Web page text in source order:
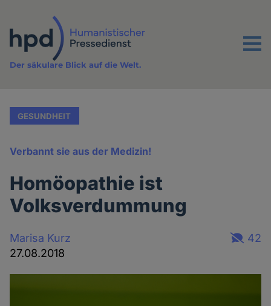
Inhalt
Menu
Der säkulare Blick auf die Welt.
GESUNDHEIT
Verbannt sie aus der Medizin!
Homöopathie ist
Volksverdummung
Marisa Kurz
27.08.2018
42